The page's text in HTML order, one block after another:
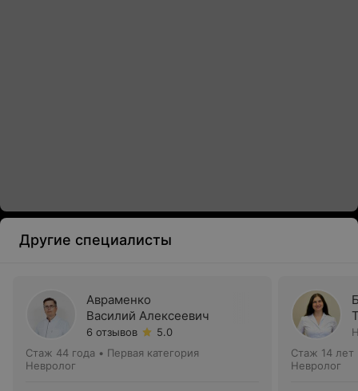
Другие специалисты
Авраменко
Василий Алексеевич
6 отзывов
5.0
Стаж 44 года • Первая категория
Невролог
Стаж 14 лет
Невролог